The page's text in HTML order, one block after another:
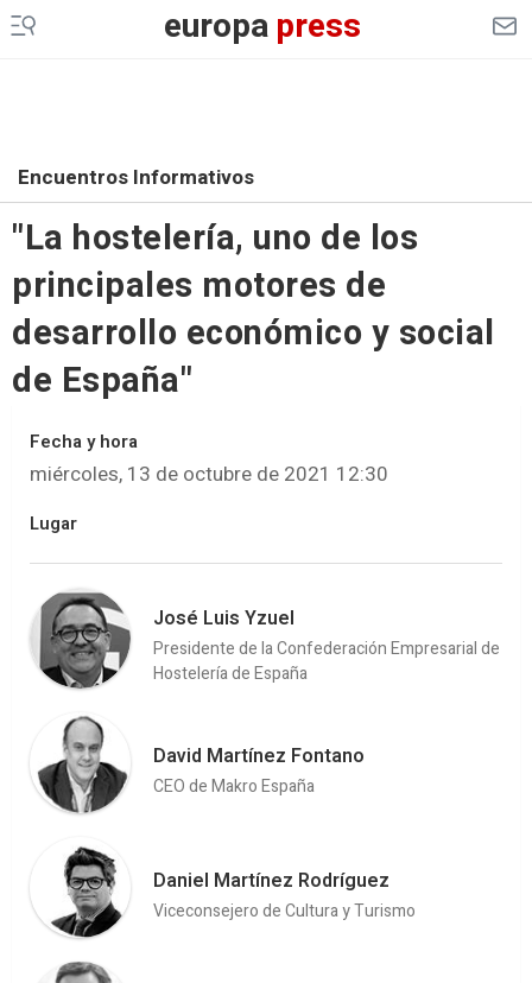
europapress
Encuentros Informativos
"La hostelería, uno de los
principales motores de
desarrollo económico y social
de España"
Fecha y hora
miércoles, 13 de octubre de 2021 12:30
Lugar
José Luis Yzuel
Presidente de la Confederación Empresarial de
Hostelería de España
David Martínez Fontano
CEO de Makro España
Daniel Martínez Rodríguez
Viceconsejero de Cultura y Turismo